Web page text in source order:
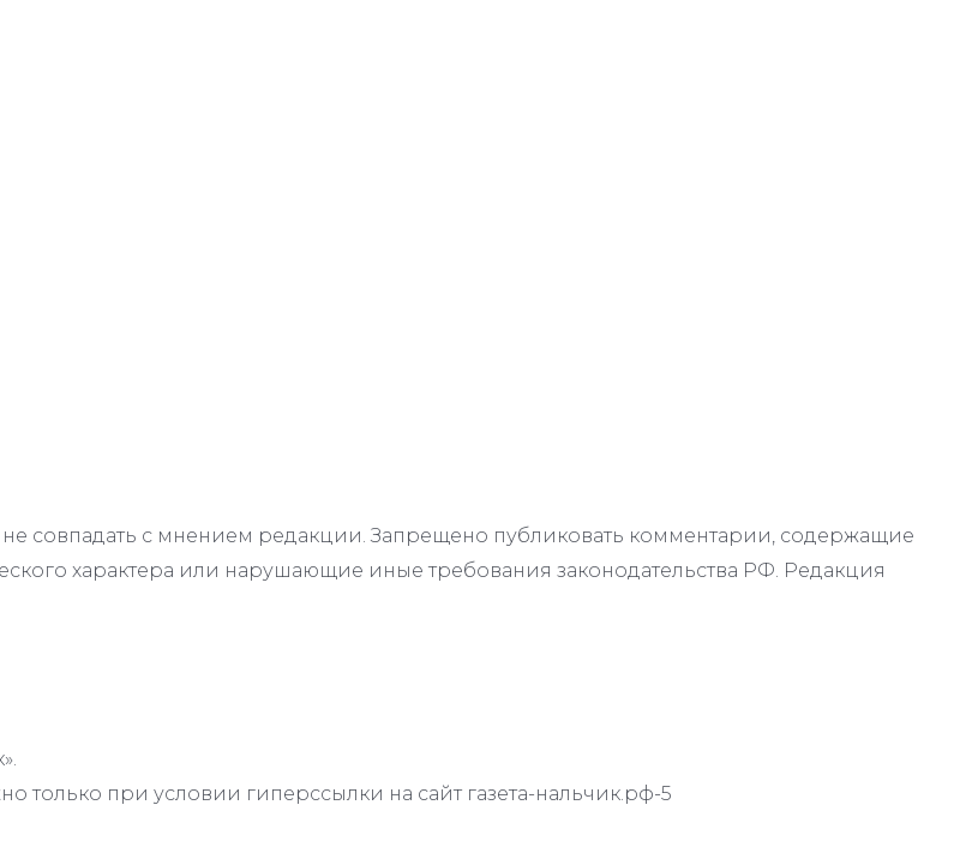
совпадать с мнением редакции. Запрещено публиковать комментарии, содержащие
характера или нарушающие иные требования законодательства РФ. Редакция
при условии гиперссылки на сайт газета-нальчик.рф-5